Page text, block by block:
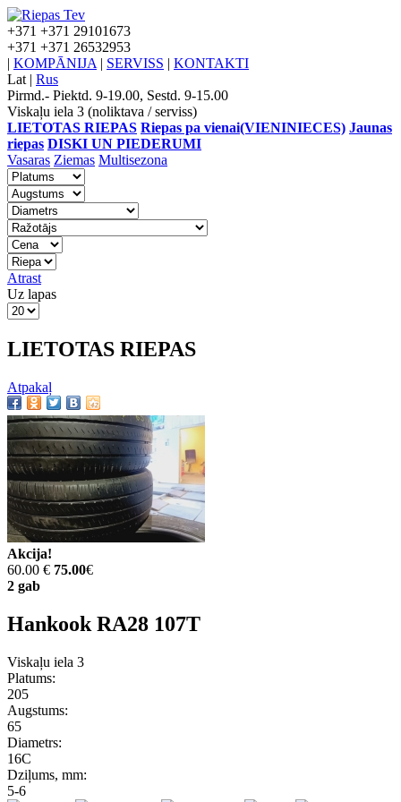
+371 +371 29101673
+371 +371 26532953
| KOMPĀNIJA | SERVISS | KONTAKTI
Lat | Rus
Pirmd.- Piektd. 9-19.00, Sestd. 9-15.00
Viskaļu iela 3 (noliktava / serviss)
LIETOTAS RIEPAS Riepas pa vienai(VIENINIECES) Jaunas
riepas DISKI UN PIEDERUMI
Vasaras Ziemas Multisezona
Atrast
Uz lapas
LIETOTAS RIEPAS
Atpakaļ
Akcija!
60.00 € 75.00€
2 gab
Hankook RA28 107T
Viskaļu iela 3
Platums:
205
Augstums:
65
Diametrs:
16C
Dziļums, mm:
5-6